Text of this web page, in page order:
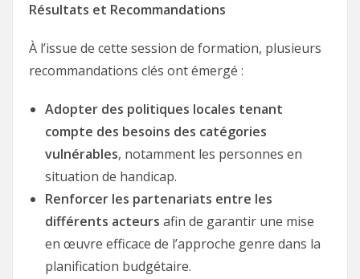
Résultats et Recommandations
À l’issue de cette session de formation, plusieurs
recommandations clés ont émergé :
Adopter des politiques locales tenant
compte des besoins des catégories
vulnérables, notamment les personnes en
situation de handicap.
Renforcer les partenariats entre les
différents acteurs afin de garantir une mise
en œuvre efficace de l’approche genre dans la
planification budgétaire.